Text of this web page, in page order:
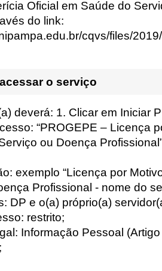
Oficial em Saúde do
do link:
cqvs/files/
o serviço
deverá: 1. Clicar em Iniciar
“PROGEPE – Licença
ou Doença
exemplo “Licença por
Profissional - nome do
DP e o(a) próprio(a)
restrito;
Informação Pessoal